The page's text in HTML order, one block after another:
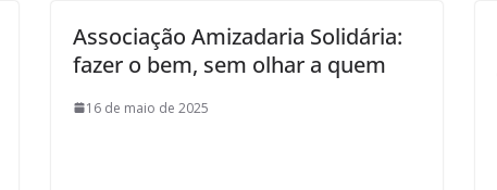
Associação Amizadaria Solidária:
fazer o bem, sem olhar a quem
16 de maio de 2025